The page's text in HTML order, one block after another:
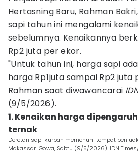
Hertasning Baru, Rahman
sapi tahun ini mengalami
sebelumnya. Kenaikannya
Rp2 juta per ekor.
"Untuk tahun ini, harga sapi
harga Rp1juta sampai Rp2
Rahman saat diwawancarai
(9/5/2026).
1. Kenaikan harga
ternak
Deretan sapi kurban memenuhi tempat
Makassar-Gowa, Sabtu (9/5/2026). IDN